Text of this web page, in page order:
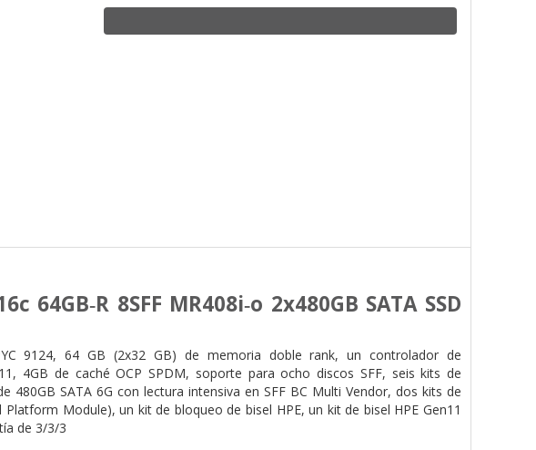
64GB‑R 8SFF MR408i‑o 2x480GB SATA SSD
9124, 64 GB (2x32 GB) de memoria doble rank, un controlador de
4GB de caché OCP SPDM, soporte para ocho discos SFF, seis kits de
480GB SATA 6G con lectura intensiva en SFF BC Multi Vendor, dos kits de
Module), un kit de bloqueo de bisel HPE, un kit de bisel HPE Gen11
de 3/3/3